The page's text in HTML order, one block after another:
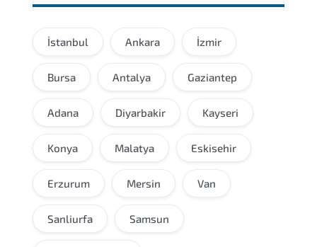
İstanbul Ankara İzmir
Bursa Antalya Gaziantep
Adana Diyarbakir Kayseri
Konya Malatya Eskisehir
Erzurum Mersin Van
Sanliurfa Samsun